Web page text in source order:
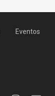
Eventos